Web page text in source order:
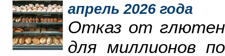
апрель 2026 года
Отказ от
для миллионов